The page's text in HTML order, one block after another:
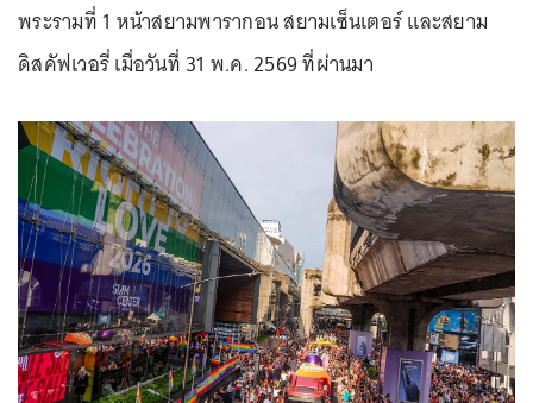
พระรามที่ 1 หน้าสยามพารากอน สยามเซ็นเตอร์ และสยาม
ดิสคัฟเวอรี่ เมื่อวันที่ 31 พ.ค. 2569 ที่ผ่านมา